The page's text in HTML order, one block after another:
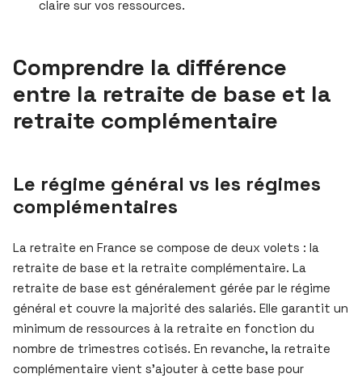
claire sur vos ressources.
Comprendre la différence
entre la retraite de base et la
retraite complémentaire
Le régime général vs les régimes
complémentaires
La retraite en France se compose de deux volets : la
retraite de base et la retraite complémentaire. La
retraite de base est généralement gérée par le régime
général et couvre la majorité des salariés. Elle garantit un
minimum de ressources à la retraite en fonction du
nombre de trimestres cotisés. En revanche, la retraite
complémentaire vient s’ajouter à cette base pour